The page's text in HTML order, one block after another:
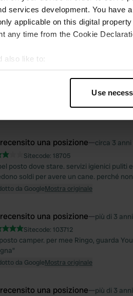
services development. You have
applicable on this digital
any time from the Cookie
also like to:
about your geographical location
your personal data is
you’ve provided to them or that
Use
una posizione—quasi 3
Sitecode:
un parcheggio tra le auto. Non c'è
recensito una posizione—quasi 3
una posizione—circa 3 anni
Sitecode: 18705
posto dove stare. servizi igienici puliti
soldi per avere un cane. perché
da GoogleMostra originale
una posizione—più di 3
Sitecode: 103712
camper. per mee Ringo, guarda
da GoogleMostra originale
una posizione—più di 3